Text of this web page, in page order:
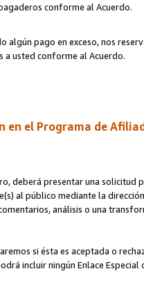
conforme al Acuerdo.
algún pago en exceso, nos
a usted conforme al Acuerdo.
en el Programa de
deberá presentar una solicitud
al público mediante la
análisis o una
si ésta es aceptada o
incluir ningún Enlace